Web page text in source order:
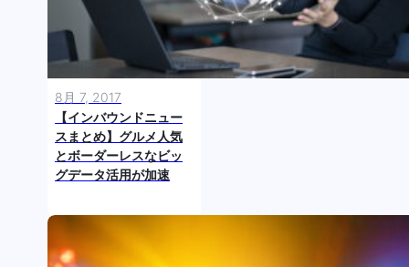
8月 7, 2017
【インバウンドニュー
スまとめ】グルメ人気
とボーダーレスなビッ
グデータ活用が加速